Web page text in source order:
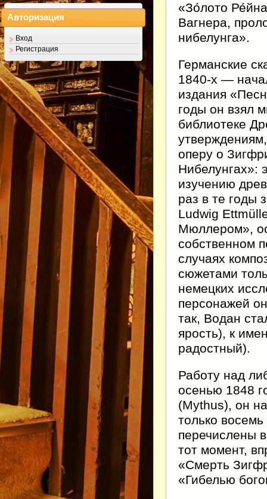
«Зо́лото
Вагнера,
нибелунга».
Германские
1840-х —
издания
годы он взял
библиотеке
оперу о
Нибелунгах»:
изучению
раз в те годы
Ludwig
Мюллером»,
собственном
случаях
сюжетами
немецких
персонажей
так, Водан
ярость), к
радостный).
Работу над
осенью 1848
(Mythus), он
только
перечислены
тот момент,
«Смерть
«Гибелью
Авторизация
Вход
Регистрация